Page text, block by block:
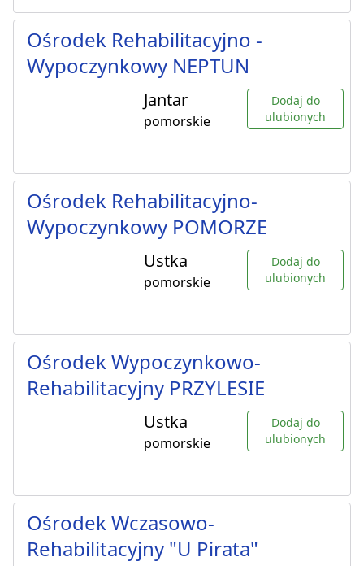
Ośrodek Rehabilitacyjno -
Wypoczynkowy NEPTUN
Jantar
pomorskie
Dodaj do
ulubionych
Ośrodek Rehabilitacyjno-
Wypoczynkowy POMORZE
Ustka
pomorskie
Dodaj do
ulubionych
Ośrodek Wypoczynkowo-
Rehabilitacyjny PRZYLESIE
Ustka
pomorskie
Dodaj do
ulubionych
Ośrodek Wczasowo-
Rehabilitacyjny "U Pirata"